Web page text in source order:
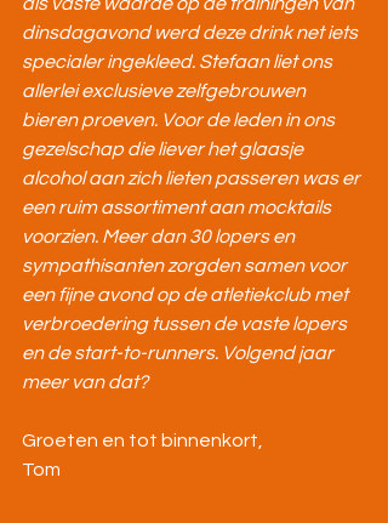
dinsdagavond werd deze drink net iets
specialer ingekleed. Stefaan liet ons
allerlei exclusieve zelfgebrouwen
bieren proeven. Voor de leden in ons
gezelschap die liever het glaasje
alcohol aan zich lieten passeren was er
een ruim assortiment aan mocktails
voorzien. Meer dan 30 lopers en
sympathisanten zorgden samen voor
een fijne avond op de atletiekclub met
verbroedering tussen de vaste lopers
en de start-to-runners. Volgend jaar
meer van dat?
Groeten en tot binnenkort,
Tom